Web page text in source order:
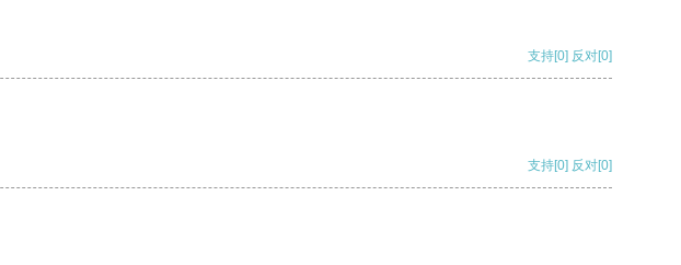
支持[0] 反对[0]
支持[0] 反对[0]